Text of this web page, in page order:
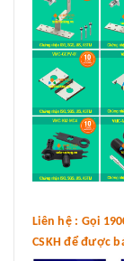
Liên hệ : Gọi
CSKH để được